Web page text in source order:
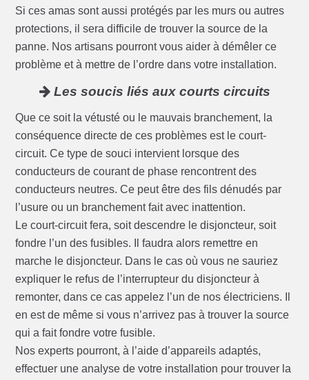
Si ces amas sont aussi protégés par les murs ou autres
protections, il sera difficile de trouver la source de la
panne. Nos artisans pourront vous aider à démêler ce
problème et à mettre de l’ordre dans votre installation.
Les soucis liés aux courts circuits
Que ce soit la vétusté ou le mauvais branchement, la
conséquence directe de ces problèmes est le court-
circuit. Ce type de souci intervient lorsque des
conducteurs de courant de phase rencontrent des
conducteurs neutres. Ce peut être des fils dénudés par
l’usure ou un branchement fait avec inattention.
Le court-circuit fera, soit descendre le disjoncteur, soit
fondre l’un des fusibles. Il faudra alors remettre en
marche le disjoncteur. Dans le cas où vous ne sauriez
expliquer le refus de l’interrupteur du disjoncteur à
remonter, dans ce cas appelez l’un de nos électriciens. Il
en est de même si vous n’arrivez pas à trouver la source
qui a fait fondre votre fusible.
Nos experts pourront, à l’aide d’appareils adaptés,
effectuer une analyse de votre installation pour trouver la